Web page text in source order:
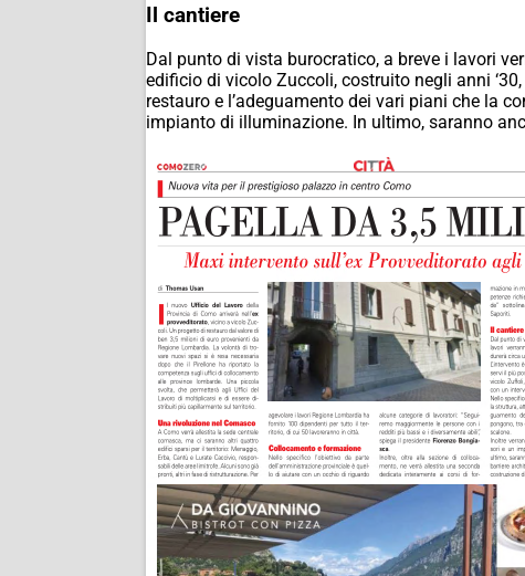
Il cantiere
Dal punto di vista burocratico, a breve i lavori
edificio di vicolo Zuccoli, costruito negli anni
restauro e l’adeguamento dei vari piani che la
impianto di illuminazione. In ultimo, saranno